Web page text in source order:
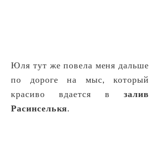
Юля тут же повела меня дальше
по дороге на мыс, который
красиво вдается взалив
Расинселькя.